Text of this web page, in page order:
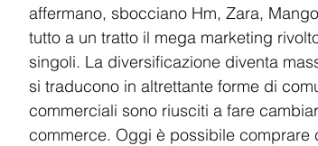
affermano, sbocciano Hm, Zara,
tutto a un tratto il mega marketing
singoli. La diversificazione diventa
si traducono in altrettante forme di
commerciali sono riusciti a fare
commerce. Oggi è possibile comprare